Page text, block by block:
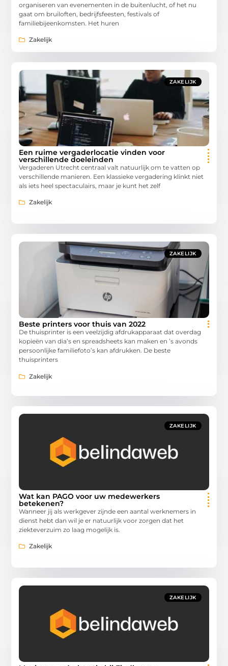
organiseren van evenementen in de buitenlucht, of het nu
gaat om bruiloften, bedrijfsfeesten, festivals of
familiebijeenkomsten. Het huren
Zakelijk
ZAKELIJK
Een ruime vergaderlocatie vinden voor
verschillende doeleinden
Vergaderen Utrecht centraal valt natuurlijk om te vatten op
verschillende manieren. Een klassieke vergadering klinkt niet
als iets heel spectaculairs, maar je kunt het zelf
Zakelijk
ZAKELIJK
Beste printers voor thuis van 2022
De thuisprinter is een veelzijdig afdrukapparaat dat overdag
kopieën van dia’s en spreadsheets kan maken en ’s avonds
persoonlijke familiefoto’s kan afdrukken. De beste
thuisprinters
Zakelijk
ZAKELIJK
Wat kan PAGO voor uw medewerkers
betekenen?
Wanneer jij als werkgever zijnde een aantal werknemers in
dienst hebt dan wil je er natuurlijk voor zorgen dat het
ziekteverzuim zo laag mogelijk is.
Zakelijk
ZAKELIJK